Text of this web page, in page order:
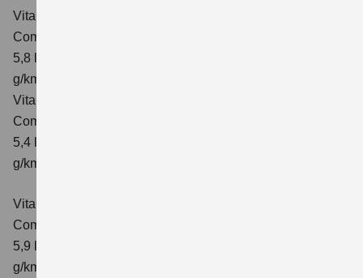
Vitara 1.4 BOOSTERJET HYBRID ALLGRIP AT
Comfort
5,8 l/100 km; kombinierter Wert der CO₂-Emission: 137
g/km; CO₂-Klasse: E
Vitara 1.4 BOOSTERJET HYBRID ALLGRIP
Comfort+ Verbrauchswerte: kombinierter Energieverbrauch
5,4 l/100km; kombinierter Wert der CO₂-Emission: 129
g/km; CO₂-Klasse: D
Vitara 1.4 BOOSTERJET HYBRID ALLGRIP AT
Comfort+
5,9 l/100 km; kombinierter Wert der CO₂-Emission: 138
g/km; CO₂-Klasse: E